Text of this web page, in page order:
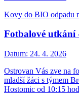
Kovy do BIO odpadu
Fotbalové utkání
Datum: 24. 4. 2026
Ostrovan Vás zve na
mladší žáci s týmem
Hostomic od 10:15